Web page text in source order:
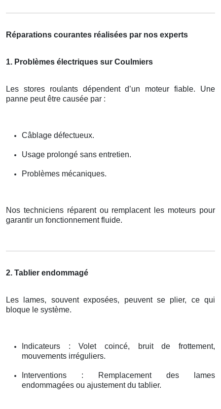
Réparations courantes réalisées par nos experts
1. Problèmes électriques sur Coulmiers
Les stores roulants dépendent d’un moteur fiable. Une
panne peut être causée par :
Câblage défectueux.
Usage prolongé sans entretien.
Problèmes mécaniques.
Nos techniciens réparent ou remplacent les moteurs pour
garantir un fonctionnement fluide.
2. Tablier endommagé
Les lames, souvent exposées, peuvent se plier, ce qui
bloque le système.
Indicateurs : Volet coincé, bruit de frottement,
mouvements irréguliers.
Interventions : Remplacement des lames
endommagées ou ajustement du tablier.